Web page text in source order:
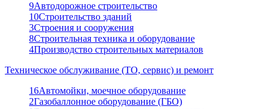
9Автодорожное строительство
10Строительство зданий
3Строения и сооружения
8Строительная техника и оборудование
4Производство строительных материалов
Техническое обслуживание (ТО, сервис) и ремонт
16Автомойки, моечное оборудование
2Газобаллонное оборудование (ГБО)